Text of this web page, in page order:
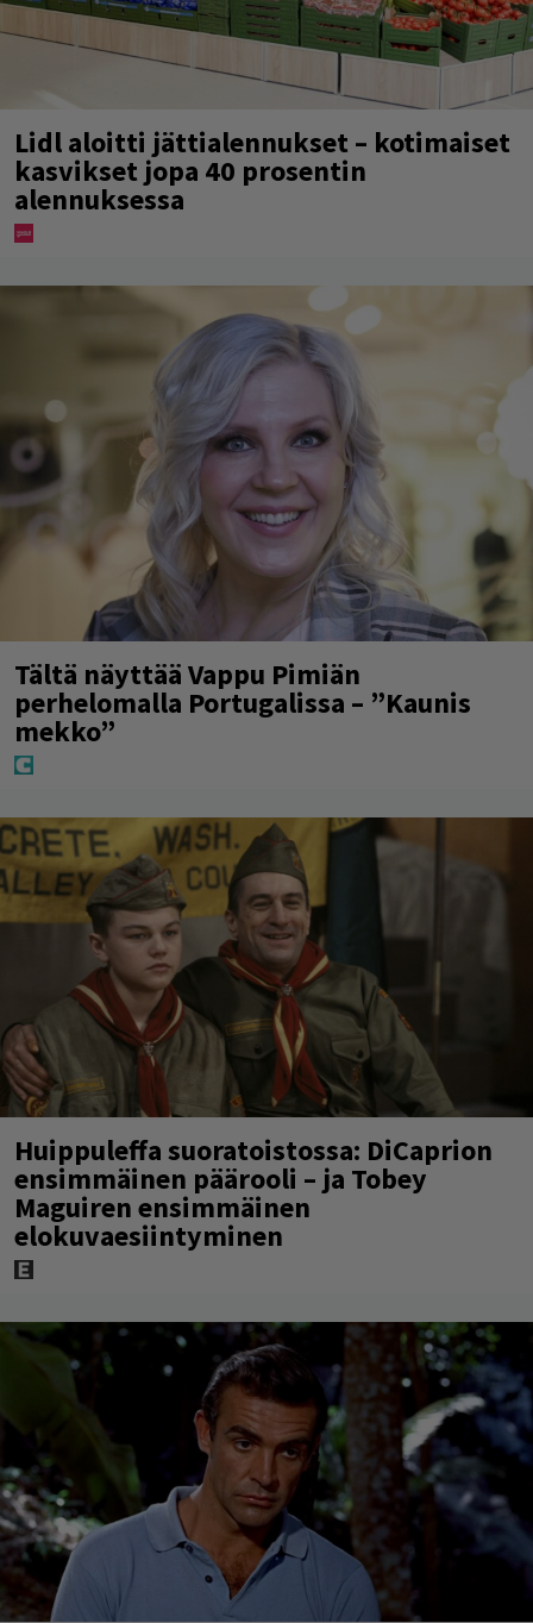
Lidl aloitti jättialennukset – kotimaiset
kasvikset jopa 40 prosentin
alennuksessa
Tältä näyttää Vappu Pimiän
perhelomalla Portugalissa – ”Kaunis
mekko”
Huippuleffa suoratoistossa: DiCaprion
ensimmäinen päärooli – ja Tobey
Maguiren ensimmäinen
elokuvaesiintyminen